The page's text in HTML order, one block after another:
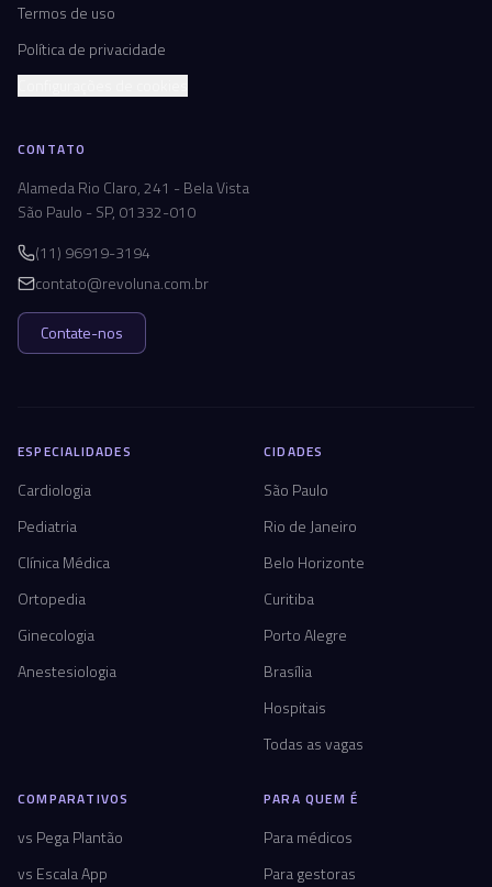
Termos de uso
Política de privacidade
CONTATO
Alameda Rio Claro, 241 - Bela Vista
São Paulo - SP, 01332-010
(11) 96919-3194
contato@revoluna.com.br
Contate-nos
ESPECIALIDADES
Cardiologia
Pediatria
Clínica Médica
Ortopedia
Ginecologia
Anestesiologia
CIDADES
São Paulo
Rio de Janeiro
Belo Horizonte
Curitiba
Porto Alegre
Brasília
Hospitais
Todas as vagas
COMPARATIVOS
vs Pega Plantão
vs Escala App
PARA QUEM É
Para médicos
Para gestoras